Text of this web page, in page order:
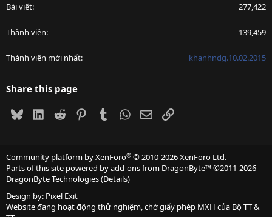
Bài viết 277,422
Thành viên 139,459
Thành viên mới nhất khanhndg.10.02.2015
Share this page
BlueskyLinkedIn
Reddit PinterestTumblrWhatsApp
EmailLink
Community platform by XenForo® © 2010-2026 XenForo Ltd.
Parts of this site powered byadd-ons from DragonByte™©2011-2026
DragonByte Technologies(Details)
Design by: Pixel Exit
Website đang hoạt động thử nghiệm, chờ giấy phép MXH của Bộ TT &